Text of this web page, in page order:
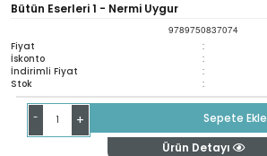
Bütün Eserleri 1 - Nermi Uygur
9789750837074
Fiyat :
İskonto :
İndirimli Fiyat :
Stok :
- +
Sepete Ekle
Ürün Detayı